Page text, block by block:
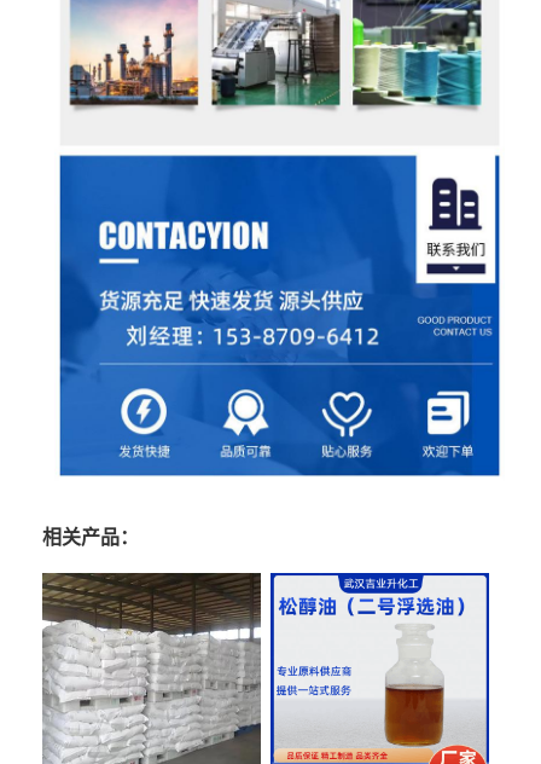
相关产品：